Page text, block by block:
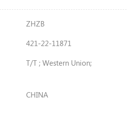
ZHZB
421-22-11871
T/T ; Western Union;
CHINA